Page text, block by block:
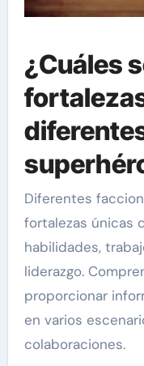
¿Cuáles
Diferentes
fortalezas únicas
habilidades,
liderazgo.
proporcionar
en varios
colaboraciones.